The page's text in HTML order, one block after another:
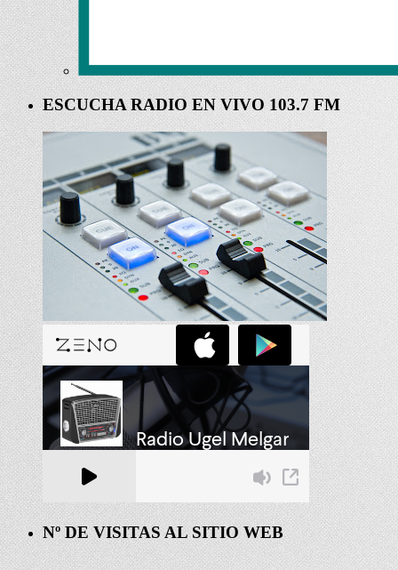
ESCUCHA RADIO EN VIVO 103.7 FM
Nº DE VISITAS AL SITIO WEB